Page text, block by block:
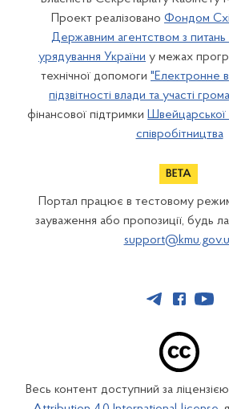
Проект реалізовано Фондом
Державним агентством з
урядування України у межах
технічної допомоги "Електронне
підзвітності влади та участі
фінансової підтримки Швейцарської
співробітництва
Портал працює в тестовому
зауваження або пропозиції, будь
Весь контент доступний за ліцензією